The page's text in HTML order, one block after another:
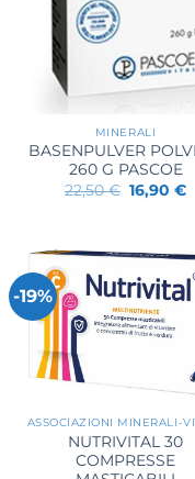
MINERALI
BASENPULVER
260 G PASCOE
22,50€ Il
prezzo
16,90€Il
-19%
NUTRIVITAL 30
COMPRESSE